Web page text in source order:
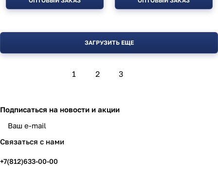
ЗАГРУЗИТЬ ЕЩЕ
1 2 3
Подписаться на новости и акции
Связаться с нами
+7(812)633-00-00